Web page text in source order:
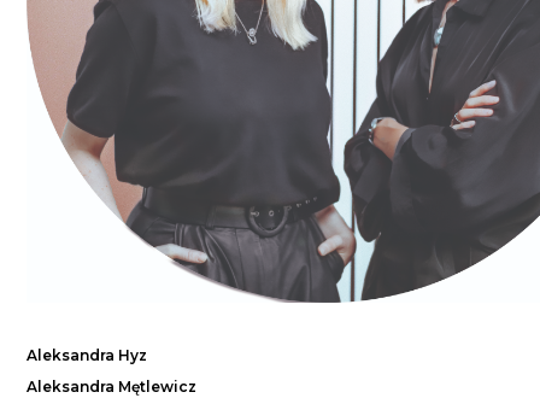
Aleksandra Hyz
Aleksandra Mętlewicz